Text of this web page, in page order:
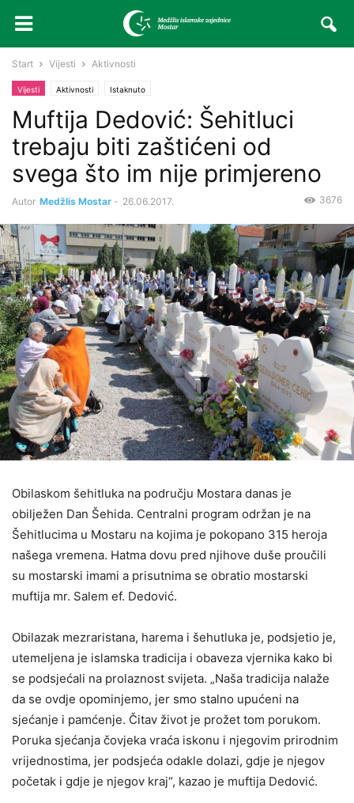
Start Vijesti Aktivnosti
Vijesti Aktivnosti Istaknuto
Muftija Dedović: Šehitluci
trebaju biti zaštićeni od
svega što im nije primjereno
Autor Medžlis Mostar - 26.06.2017. 3676
Obilaskom šehitluka na području Mostara danas je
obilježen Dan Šehida. Centralni program održan je na
Šehitlucima u Mostaru na kojima je pokopano 315 heroja
našega vremena. Hatma dovu pred njihove duše proučili
su mostarski imami a prisutnima se obratio mostarski
muftija mr. Salem ef. Dedović.
Obilazak mezraristana, harema i šehutluka je, podsjetio je,
utemeljena je islamska tradicija i obaveza vjernika kako bi
se podsjećali na prolaznost svijeta. „Naša tradicija nalaže
da se ovdje opominjemo, jer smo stalno upućeni na
sjećanje i pamćenje. Čitav život je prožet tom porukom.
Poruka sjećanja čovjeka vraća iskonu i njegovim prirodnim
vrijednostima, jer podsjeća odakle dolazi, gdje je njegov
početak i gdje je njegov kraj“, kazao je muftija Dedović.